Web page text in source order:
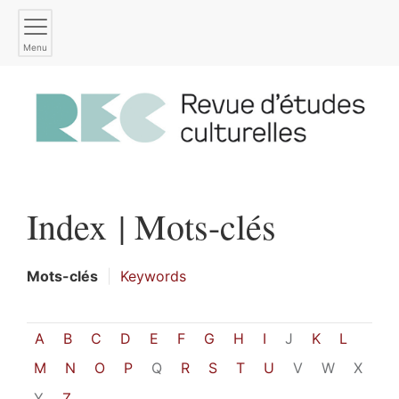
Menu
Index | Mots-clés
Mots-clés Keywords
A B C D E F G H I J K
L
M
N O P Q R S T U V W
X